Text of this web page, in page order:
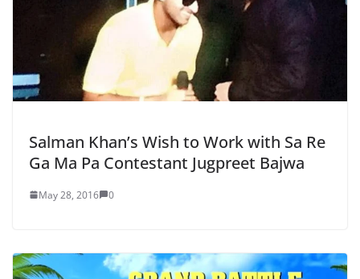
Salman Khan’s Wish to Work with Sa Re
Ga Ma Pa Contestant Jugpreet Bajwa
May 28, 2016 0